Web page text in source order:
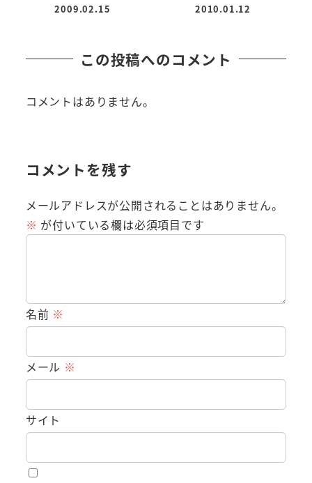
投稿日
2009.02.15
投稿日
2010.01.12
この投稿へのコメント
コメントはありません。
コメントを残す
メールアドレスが公開されることはありません。
※ が付いている欄は必須項目です
名前 ※
メール ※
サイト